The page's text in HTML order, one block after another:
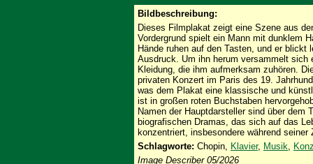
Bildbeschreibung:
Dieses Filmplakat zeigt eine Szene aus
Vordergrund spielt ein Mann mit dunklem
Hände ruhen auf den Tasten, und er
Ausdruck. Um ihn herum versammelt sich
Kleidung, die ihm aufmerksam zuhören.
privaten Konzert im Paris des 19.
was dem Plakat eine klassische und
ist in großen roten Buchstaben
Namen der Hauptdarsteller sind über
biografischen Dramas, das sich auf das
konzentriert, insbesondere während seiner
Schlagworte: Chopin, Klavier, Musik,
Image Describer 05/2026